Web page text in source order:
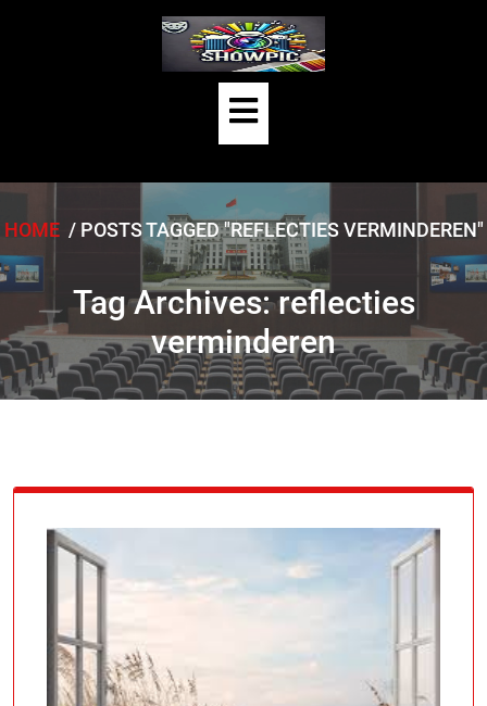
Open
Button
HOME/ POSTS TAGGED "REFLECTIES VERMINDEREN"
Tag Archives: reflecties
verminderen